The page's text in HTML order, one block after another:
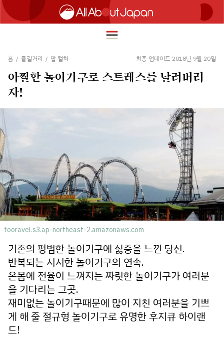
简体中文
繁體中文
ภาษาไทย
한국어
日本語
HOME
이노베이션
쇼핑
회사소개 개인정보 보호정책
홈 / 즐길거리 / 팝 컬쳐 최종 업데이트 2018년 9월 20일
아찔한 놀이기구로 스트레스를 날려버리
자!
tooravel.s3.ap-northeast-2.amazonaws.com
기존의 평범한 놀이기구에 싫증을 느낀 당신.
반복되는 시시한 놀이기구의 연속.
온몸에 전율이 느껴지는 짜릿한 놀이기구가 여러분
을 기다리는 그곳.
재미없는 놀이기구때문에 많이 지친 여러분을 기쁘
게 해 줄 절규형 놀이기구로 유명한 후지큐 하이랜
드!